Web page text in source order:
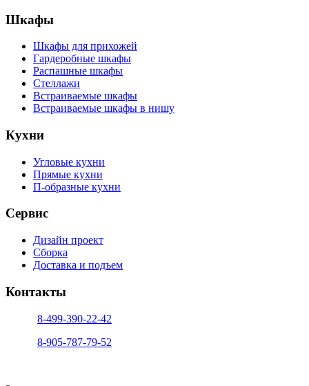
Шкафы
Шкафы для прихожей
Гардеробные шкафы
Распашные шкафы
Стеллажи
Встраиваемые шкафы
Встраиваемые шкафы в нишу
Кухни
Угловые кухни
Прямые кухни
П-образные кухни
Сервис
Дизайн проект
Сборка
Доставка и подъем
Контакты
8-499-390-22-42
8-905-787-79-52